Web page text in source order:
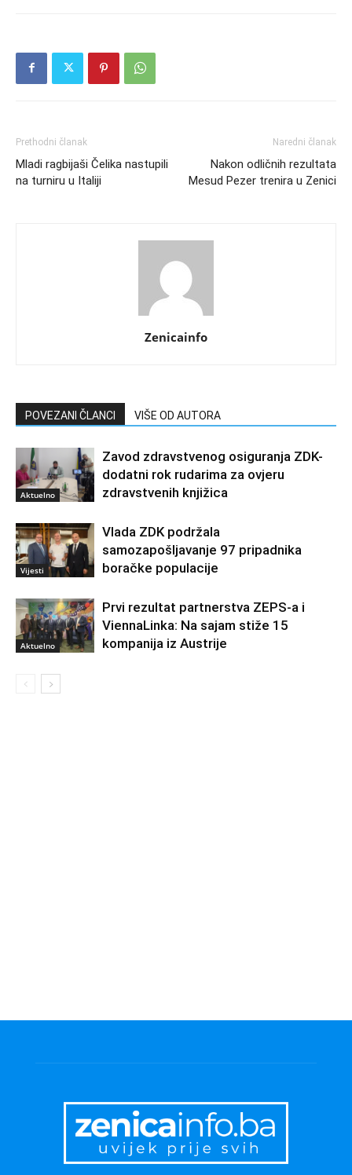
Prethodni članak
Mladi ragbijaši Čelika nastupili
na turniru u Italiji
Naredni članak
Nakon odličnih rezultata
Mesud Pezer trenira u Zenici
Zenicainfo
POVEZANI ČLANCI VIŠE OD AUTORA
Aktuelno
Zavod zdravstvenog osiguranja ZDK-
dodatni rok rudarima za ovjeru
zdravstvenih knjižica
Vijesti
Vlada ZDK podržala
samozapošljavanje 97 pripadnika
boračke populacije
Aktuelno
Prvi rezultat partnerstva ZEPS-a i
ViennaLinka: Na sajam stiže 15
kompanija iz Austrije